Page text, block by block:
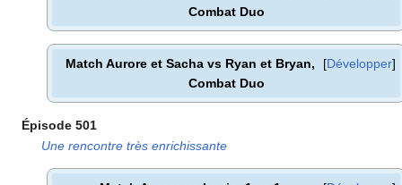
Combat Duo
Développer
Match Aurore et Sacha vs Ryan et Bryan,
Combat Duo
Épisode 501
Une rencontre très enrichissante